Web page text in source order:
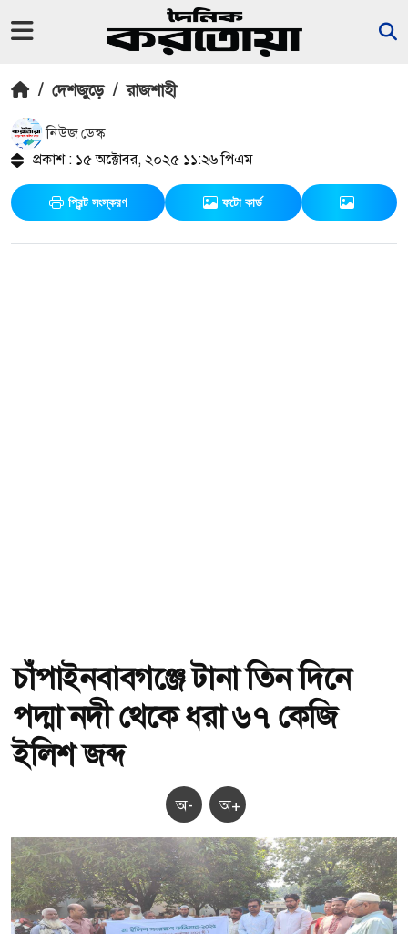
/ দেশজুড়ে / রাজশাহী
নিউজ ডেস্ক
প্রকাশ : ১৫ অক্টোবর, ২০২৫ ১১:২৬ পিএম
প্রিন্ট সংস্করণ ফটো কার্ড
চাঁপাইনবাবগঞ্জে টানা তিন দিনে
পদ্মা নদী থেকে ধরা ৬৭ কেজি
ইলিশ জব্দ
অ- অ+